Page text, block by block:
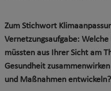
Zum Stichwort
Vernetzungsaufgabe:
müssten aus Ihrer Sicht am
Gesundheit
und Maßnahmen entwickeln?